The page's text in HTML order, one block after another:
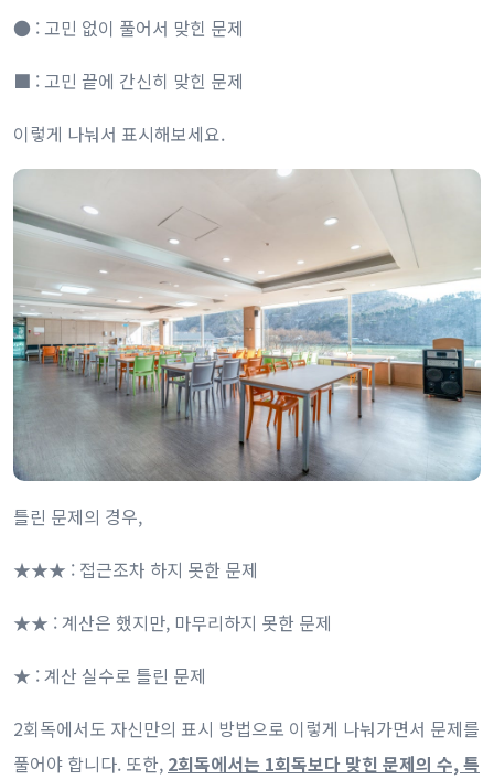
● : 고민 없이 풀어서 맞힌 문제
■ : 고민 끝에 간신히 맞힌 문제
이렇게 나눠서 표시해보세요.
틀린 문제의 경우,
★★★ : 접근조차 하지 못한 문제
★★ : 계산은 했지만, 마무리하지 못한 문제
★ : 계산 실수로 틀린 문제
2회독에서도 자신만의 표시 방법으로 이렇게 나눠가면서 문제를
풀어야 합니다. 또한, 2회독에서는 1회독보다 맞힌 문제의 수, 특